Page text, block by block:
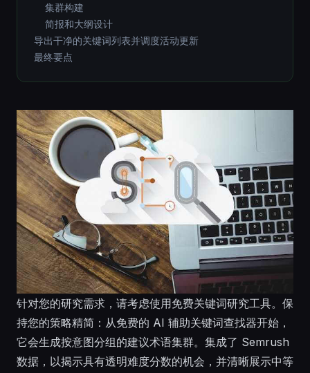
集群构建
简报和大纲设计
导出干净的关键词列表并调度活动更新
最终要点
针对您的研究需求，请考虑使用免费关键词研究工具。保
持您的策略精简：从免费的 AI 辅助关键词查找器开始，
它会生成按意图分组的建议术语集群。集成了 Semrush
数据，以揭示具有透明难度分数的机会，并清晰展示中等